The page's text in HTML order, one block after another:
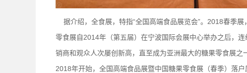
据介绍，全食展，特指“全国高端食品展览会”。2018春季
零食展自2014年（第五届）在宁波国际会展中心举办之后，
销商和观众人次屡创新高，直至成为亚洲最大的糖果零食展
2018年开始，全国高端食品展暨中国糖果零食展（春季）落